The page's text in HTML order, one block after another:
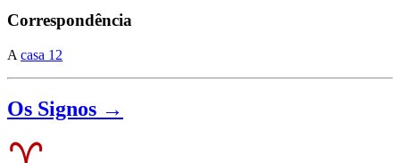
Correspondência
A casa 12
Os Signos →